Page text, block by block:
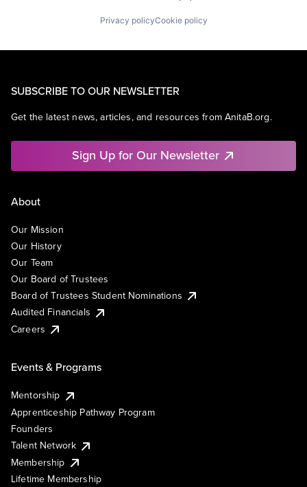
Privacy policyCookie policy
SUBSCRIBE TO OUR NEWSLETTER
Get the latest news, articles, and resources from AnitaB.org.
Sign Up for Our Newsletter
About
Our Mission
Our History
Our Team
Our Board of Trustees
Board of Trustees Student Nominations
Audited Financials
Careers
Events & Programs
Mentorship
Apprenticeship Pathway Program
Founders
Talent Network
Membership
Lifetime Membership